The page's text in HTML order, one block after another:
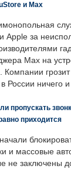
и Max
Apple за
Max на
Компании
России ничего
пропускать
приходится
и массовые
не заключены